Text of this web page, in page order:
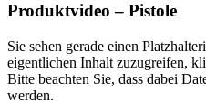
Produktvideo – Pistole
Sie sehen gerade einen
eigentlichen Inhalt zuzugreifen,
Bitte beachten Sie, dass dabei
werden.